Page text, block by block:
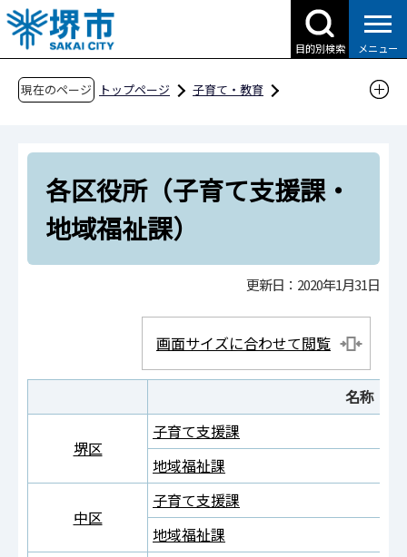
こ
の
ペ
目的別検索 メニュー
現在のページ トップページ
子育て・教育
その他安心な子育て環境に関わる取組
子育て・教育関係機関一覧
各区役所（子育て支援課・地域福祉課）
各区役所（子育て支援課・
地域福祉課）
更新日：2020年1月31日
画面サイズに合わせて閲覧
名称
堺区
子育て支援課
地域福祉課
中区
子育て支援課
地域福祉課